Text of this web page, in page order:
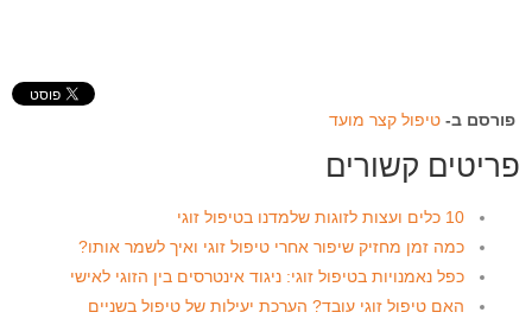
פורסם ב- טיפול קצר מועד
פריטים קשורים
10 כלים ועצות לזוגות שלמדנו בטיפול זוגי
כמה זמן מחזיק שיפור אחרי טיפול זוגי ואיך לשמר אותו?
כפל נאמנויות בטיפול זוגי: ניגוד אינטרסים בין הזוגי לאישי
האם טיפול זוגי עובד? הערכת יעילות של טיפול בשניים